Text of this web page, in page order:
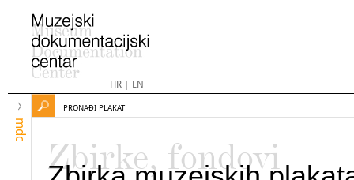
HR| EN
mdc
PRONAĐI PLAKAT
Zbirke, fondovi